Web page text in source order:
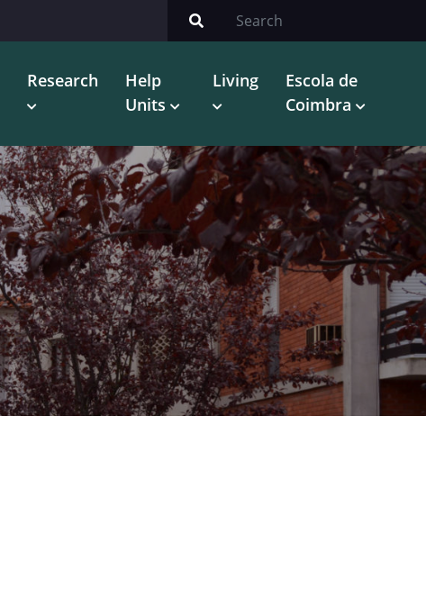
Research
Help
Units
Living
Escola de
Coimbra